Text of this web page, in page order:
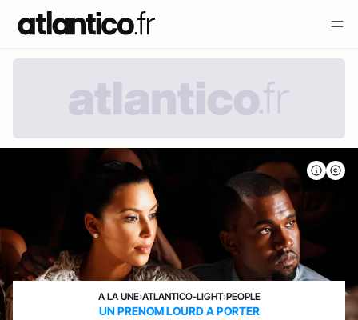
A LA UNE›ATLANTICO-LIGHT›PEOPLE
UN PRENOM LOURD A PORTER